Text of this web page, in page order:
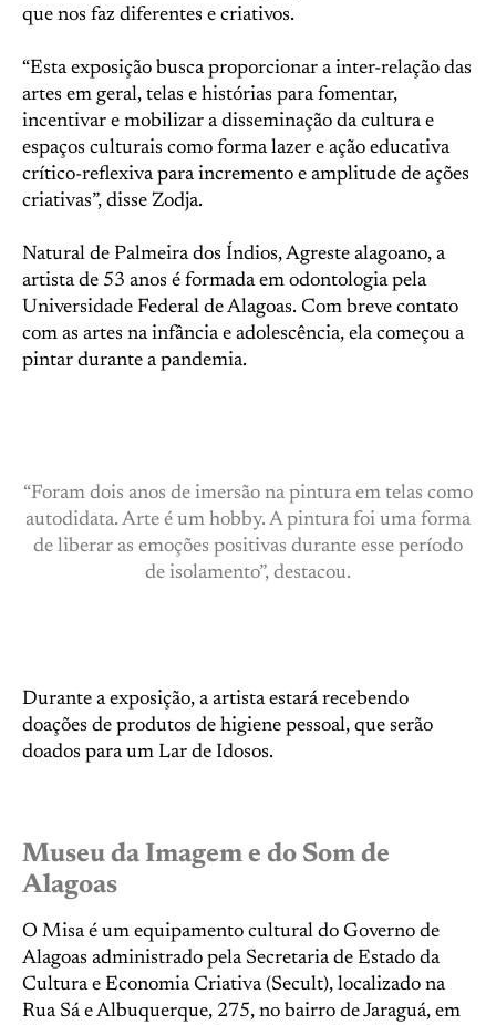
que nos faz diferentes e criativos.
“Esta exposição busca proporcionar a inter-relação das
artes em geral, telas e histórias para fomentar,
incentivar e mobilizar a disseminação da cultura e
espaços culturais como forma lazer e ação educativa
crítico-reflexiva para incremento e amplitude de ações
criativas”, disse Zodja.
Natural de Palmeira dos Índios, Agreste alagoano, a
artista de 53 anos é formada em odontologia pela
Universidade Federal de Alagoas. Com breve contato
com as artes na infância e adolescência, ela começou a
pintar durante a pandemia.
“Foram dois anos de imersão na pintura em telas como
autodidata. Arte é um hobby. A pintura foi uma forma
de liberar as emoções positivas durante esse período
de isolamento”, destacou.
Durante a exposição, a artista estará recebendo
doações de produtos de higiene pessoal, que serão
doados para um Lar de Idosos.
Museu da Imagem e do Som de
Alagoas
O Misa é um equipamento cultural do Governo de
Alagoas administrado pela Secretaria de Estado da
Cultura e Economia Criativa (Secult), localizado na
Rua Sá e Albuquerque, 275, no bairro de Jaraguá, em